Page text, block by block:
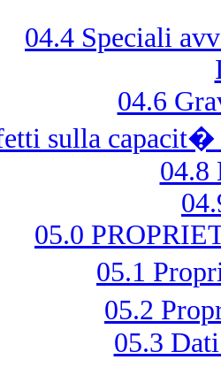
04.4 Speciali
04.6
sulla capacit�
04.8
05.0
05.1
05.2
05.3